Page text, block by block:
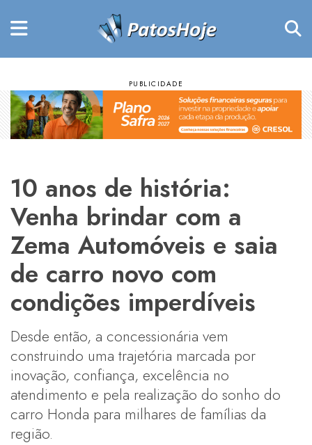
10 anos de história:
Venha brindar com a
Zema Automóveis e saia
de carro novo com
condições imperdíveis
Desde então, a concessionária vem
construindo uma trajetória marcada por
inovação, confiança, excelência no
atendimento e pela realização do sonho do
carro Honda para milhares de famílias da
região.